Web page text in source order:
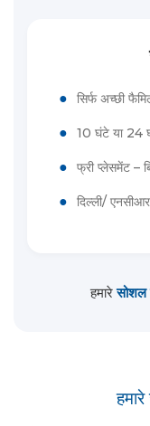
● सिर्फ अच्छी
● 10 घंटे या 24
● फ्री प्लेसमेंट –
● दिल्ली/
हमारेसोशल